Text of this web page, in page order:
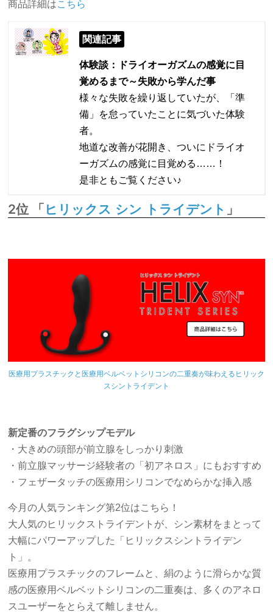
商品詳細はこちら
関連記事
体験談：ドライオーガズムの感覚に目
覚めるまで～失敗から学んだ事
様々な失敗を繰り返していたが、「準
備」を怠っていたことに気づいた体験
者。
地道な改善が花開き、ついにドライオ
ーガズムの感覚に目覚める……！
是非ともご覧ください♪
2位 「 ヒリックス シン トライデント 」
医療用プラスチックと医療用ベルベットシリコンの二重奏が味わえるヒリック
スシントライデント
新定番のフラグシップモデル
・大きめの頭部が前立腺をしっかり刺激
・前立腺マッサージ経験者の「初アネロス」にもおすすめ
・フェザータッチの医療用シリコンでなめらかな挿入感
今月の人気ランキング第2位はこちら！
大人気のヒリックストライデントが、シン素材をまとって
大幅にパワーアップした「ヒリックスシントライデン
ト」。
医療用プラスチックのフレームと、絹のように滑らかな質
感の医療用ベルベットシリコンの二重奏は、多くのアネロ
スユーザーをとらえて離しません。